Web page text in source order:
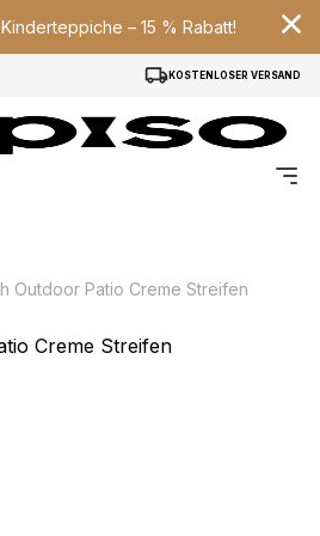
– 15 % Rabatt!
KOSTENLOSER VERSAND
Outdoor Patio Creme Streifen
für soziale Medien anbieten
Traffic zu analysieren.
über Ihre Verwendung
Partner für soziale Medien,
haben.